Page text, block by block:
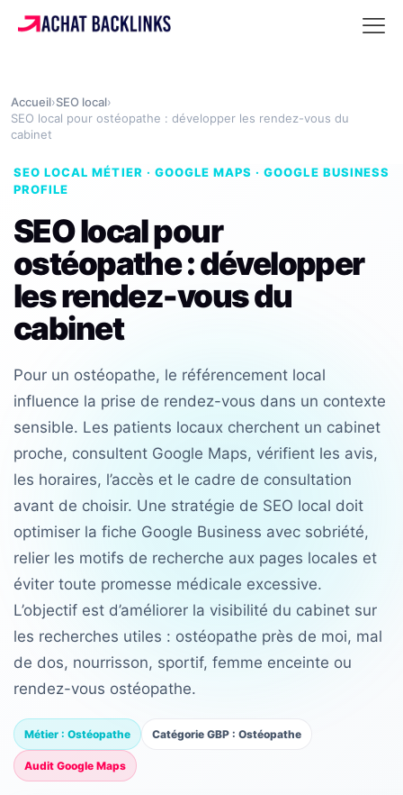
Accueil›SEO local›
SEO local pour ostéopathe : développer les rendez-vous du
cabinet
SEO LOCAL MÉTIER · GOOGLE MAPS · GOOGLE BUSINESS
PROFILE
SEO local pour
ostéopathe : développer
les rendez-vous du
cabinet
Pour un ostéopathe, le référencement local
influence la prise de rendez-vous dans un contexte
sensible. Les patients locaux cherchent un cabinet
proche, consultent Google Maps, vérifient les avis,
les horaires, l’accès et le cadre de consultation
avant de choisir. Une stratégie de SEO local doit
optimiser la fiche Google Business avec sobriété,
relier les motifs de recherche aux pages locales et
éviter toute promesse médicale excessive.
L’objectif est d’améliorer la visibilité du cabinet sur
les recherches utiles : ostéopathe près de moi, mal
de dos, nourrisson, sportif, femme enceinte ou
rendez-vous ostéopathe.
Métier : Ostéopathe Catégorie GBP : Ostéopathe
Audit Google Maps